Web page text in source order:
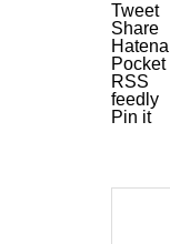
Tweet
Share
Hatena
Pocket
RSS
feedly
Pin it